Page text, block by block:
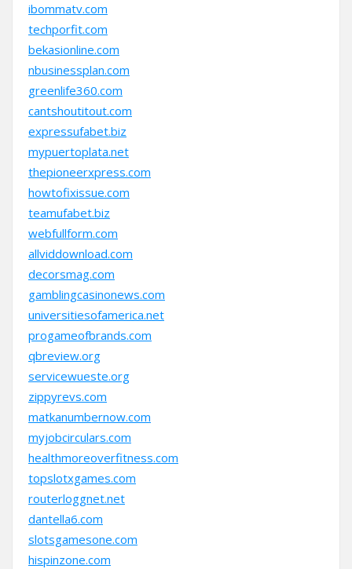
ibommatv.com
techporfit.com
bekasionline.com
nbusinessplan.com
greenlife360.com
cantshoutitout.com
expressufabet.biz
mypuertoplata.net
thepioneerxpress.com
howtofixissue.com
teamufabet.biz
webfullform.com
allviddownload.com
decorsmag.com
gamblingcasinonews.com
universitiesofamerica.net
progameofbrands.com
qbreview.org
servicewueste.org
zippyrevs.com
matkanumbernow.com
myjobcirculars.com
healthmoreoverfitness.com
topslotxgames.com
routerloggnet.net
dantella6.com
slotsgamesone.com
hispinzone.com